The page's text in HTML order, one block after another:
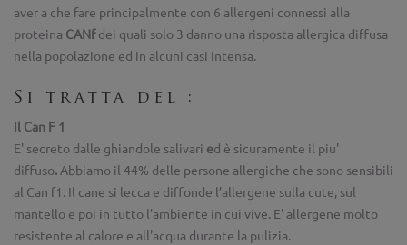
aver a che fare principalmente con 6 allergeni connessi alla
proteina CANfdei quali solo 3 danno una risposta allergica diffusa
nella popolazione ed in alcuni casi intensa.
Si tratta del :
Il Can F 1
E' secreto dalle ghiandole salivari ed è sicuramente il piu'
diffuso. Abbiamo il 44% delle persone allergiche che sono sensibili
al Can f1. Il cane si lecca e diffonde l’allergene sulla cute, sul
mantello e poi in tutto l’ambiente in cui vive. E' allergene molto
resistente al calore e all'acqua durante la pulizia.